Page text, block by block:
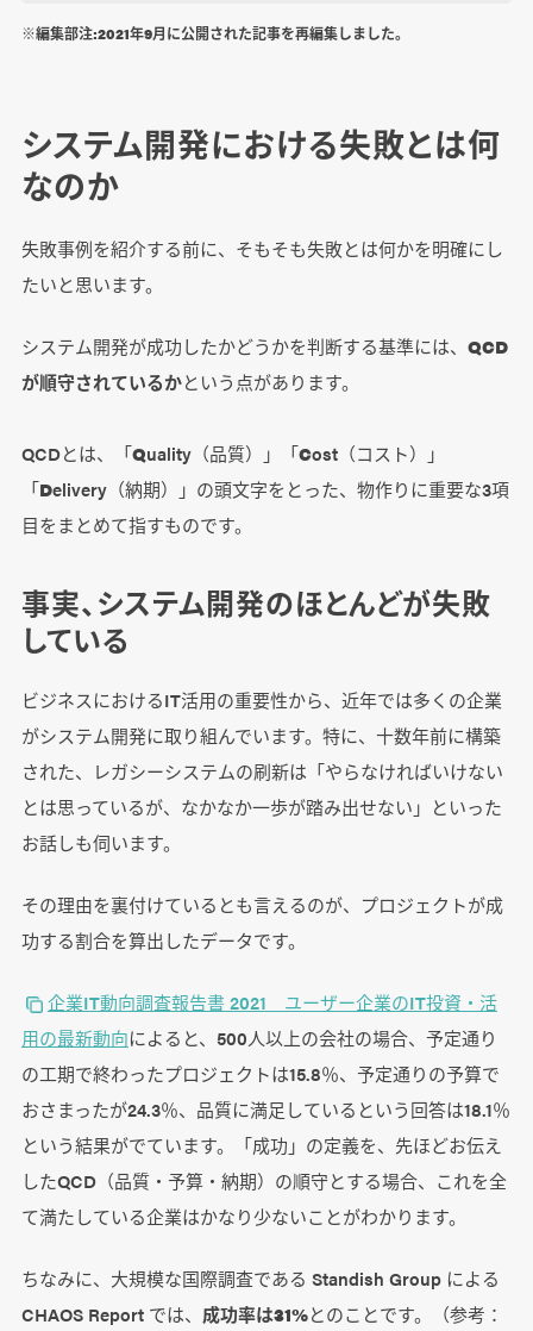
※編集部注:2021年9月に公開された記事を再編集しました。
システム開発における失敗とは何
なのか
失敗事例を紹介する前に、そもそも失敗とは何かを明確にし
たいと思います。
システム開発が成功したかどうかを判断する基準には、 QCD
が順守されているかという点があります。
QCDとは、「Quality（品質）」「Cost（コスト）」
「Delivery（納期）」の頭文字をとった、物作りに重要な3項
目をまとめて指すものです。
事実、システム開発のほとんどが失敗
している
ビジネスにおけるIT活用の重要性から、近年では多くの企業
がシステム開発に取り組んでいます。特に、十数年前に構築
された、レガシーシステムの刷新は「やらなければいけない
とは思っているが、なかなか一歩が踏み出せない」といった
お話しも伺います。
その理由を裏付けているとも言えるのが、プロジェクトが成
功する割合を算出したデータです。
企業IT動向調査報告書 2021 ユーザー企業のIT投資・活
用の最新動向によると、500人以上の会社の場合、予定通り
の工期で終わったプロジェクトは15.8％、予定通りの予算で
おさまったが24.3％、品質に満足しているという回答は18.1％
という結果がでています。「成功」の定義を、先ほどお伝え
したQCD（品質・予算・納期）の順守とする場合、これを全
て満たしている企業はかなり少ないことがわかります。
ちなみに、大規模な国際調査である Standish Group による
CHAOS Report では、 成功率は31%とのことです。（参考：